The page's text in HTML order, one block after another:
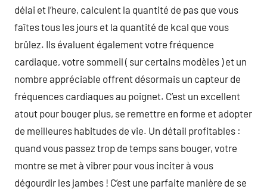
délai et l’heure, calculent la quantité de pas que vous
faîtes tous les jours et la quantité de kcal que vous
brûlez. Ils évaluent également votre fréquence
cardiaque, votre sommeil ( sur certains modèles ) et un
nombre appréciable offrent désormais un capteur de
fréquences cardiaques au poignet. C’est un excellent
atout pour bouger plus, se remettre en forme et adopter
de meilleures habitudes de vie. Un détail profitables :
quand vous passez trop de temps sans bouger, votre
montre se met à vibrer pour vous inciter à vous
dégourdir les jambes ! C’est une parfaite manière de se